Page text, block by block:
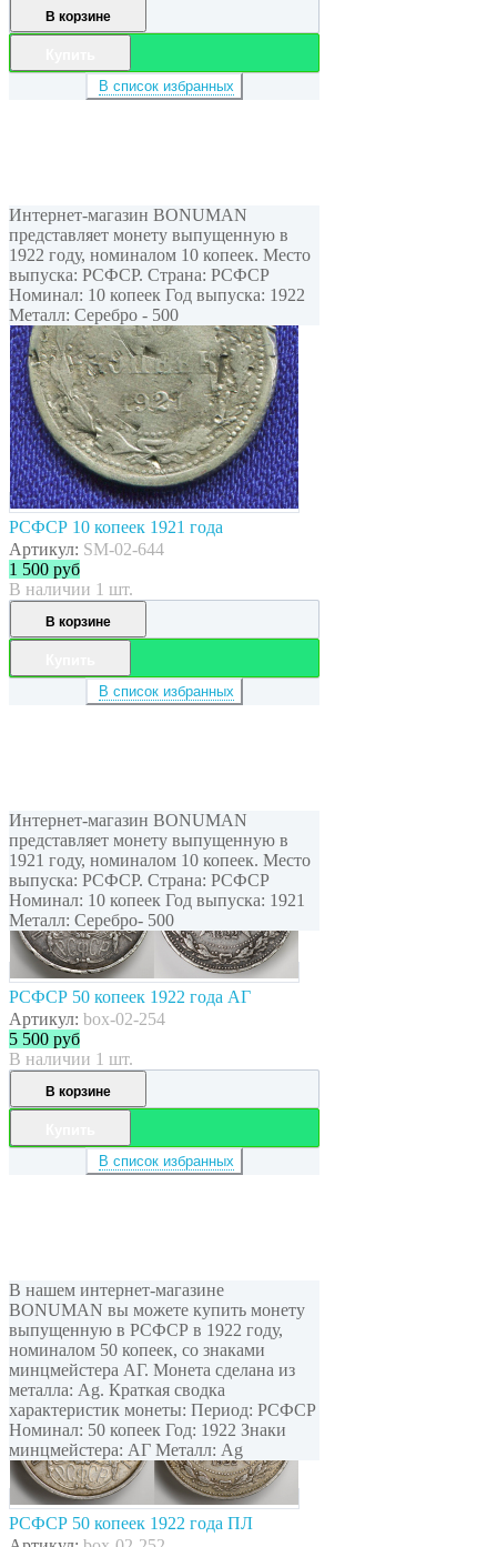
В корзине
В список избранных
Интернет-магазин BONUMAN
представляет монету выпущенную в
1922 году, номиналом 10 копеек. Место
выпуска: РСФСР. Страна: РСФСР
Номинал: 10 копеек Год выпуска: 1922
Металл: Серебро - 500
РСФСР 10 копеек 1921 года
Артикул: SM-02-644
1 500 руб
В наличии 1 шт.
В корзине
В список избранных
Интернет-магазин BONUMAN
представляет монету выпущенную в
1921 году, номиналом 10 копеек. Место
выпуска: РСФСР. Страна: РСФСР
Номинал: 10 копеек Год выпуска: 1921
Металл: Серебро- 500
РСФСР 50 копеек 1922 года АГ
Артикул: box-02-254
5 500 руб
В наличии 1 шт.
В корзине
В список избранных
В нашем интернет-магазине
BONUMAN вы можете купить монету
выпущенную в РСФСР в 1922 году,
номиналом 50 копеек, cо знаками
минцмейстера АГ. Монета сделана из
металла: Ag. Краткая сводка
характеристик монеты: Период: РСФСР
Номинал: 50 копеек Год: 1922 Знаки
минцмейстера: АГ Металл: Ag
РСФСР 50 копеек 1922 года ПЛ